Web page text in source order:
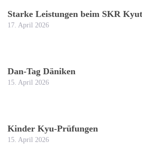
Starke Leistungen beim SKR
17. April 2026
Dan-Tag Däniken
15. April 2026
Kinder Kyu-Prüfungen
15. April 2026